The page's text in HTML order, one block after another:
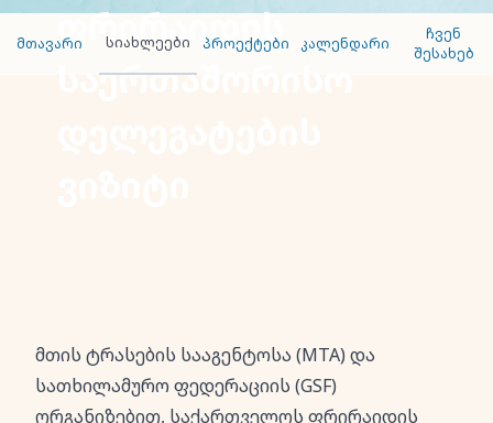
მთავარი სიახლეები პროექტები კალენდარი
ჩვენ
შესახებ
ფრირაიდის
საერთაშორისო
მთის ტრასების სააგენტოსა (MTA) და
სათხილამურო ფედერაციის (GSF)
ორგანიზებით, საქართველოს ფრირაიდის